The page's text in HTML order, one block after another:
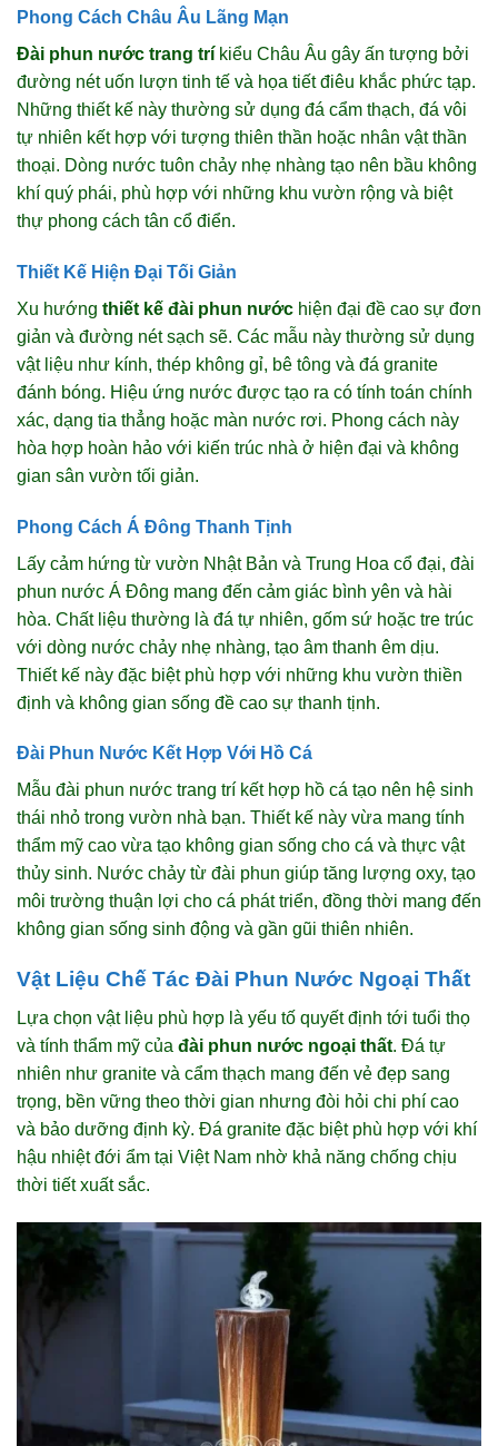
Phong Cách Châu Âu Lãng Mạn
Đài phun nước trang trí kiểu Châu Âu gây ấn tượng bởi
đường nét uốn lượn tinh tế và họa tiết điêu khắc phức tạp.
Những thiết kế này thường sử dụng đá cẩm thạch, đá vôi
tự nhiên kết hợp với tượng thiên thần hoặc nhân vật thần
thoại. Dòng nước tuôn chảy nhẹ nhàng tạo nên bầu không
khí quý phái, phù hợp với những khu vườn rộng và biệt
thự phong cách tân cổ điển.
Thiết Kế Hiện Đại Tối Giản
Xu hướng thiết kế đài phun nước hiện đại đề cao sự đơn
giản và đường nét sạch sẽ. Các mẫu này thường sử dụng
vật liệu như kính, thép không gỉ, bê tông và đá granite
đánh bóng. Hiệu ứng nước được tạo ra có tính toán chính
xác, dạng tia thẳng hoặc màn nước rơi. Phong cách này
hòa hợp hoàn hảo với kiến trúc nhà ở hiện đại và không
gian sân vườn tối giản.
Phong Cách Á Đông Thanh Tịnh
Lấy cảm hứng từ vườn Nhật Bản và Trung Hoa cổ đại, đài
phun nước Á Đông mang đến cảm giác bình yên và hài
hòa. Chất liệu thường là đá tự nhiên, gốm sứ hoặc tre trúc
với dòng nước chảy nhẹ nhàng, tạo âm thanh êm dịu.
Thiết kế này đặc biệt phù hợp với những khu vườn thiền
định và không gian sống đề cao sự thanh tịnh.
Đài Phun Nước Kết Hợp Với Hồ Cá
Mẫu đài phun nước trang trí kết hợp hồ cá tạo nên hệ sinh
thái nhỏ trong vườn nhà bạn. Thiết kế này vừa mang tính
thẩm mỹ cao vừa tạo không gian sống cho cá và thực vật
thủy sinh. Nước chảy từ đài phun giúp tăng lượng oxy, tạo
môi trường thuận lợi cho cá phát triển, đồng thời mang đến
không gian sống sinh động và gần gũi thiên nhiên.
Vật Liệu Chế Tác Đài Phun Nước Ngoại Thất
Lựa chọn vật liệu phù hợp là yếu tố quyết định tới tuổi thọ
và tính thẩm mỹ của đài phun nước ngoại thất. Đá tự
nhiên như granite và cẩm thạch mang đến vẻ đẹp sang
trọng, bền vững theo thời gian nhưng đòi hỏi chi phí cao
và bảo dưỡng định kỳ. Đá granite đặc biệt phù hợp với khí
hậu nhiệt đới ẩm tại Việt Nam nhờ khả năng chống chịu
thời tiết xuất sắc.